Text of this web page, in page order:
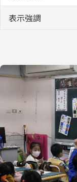
表示強調